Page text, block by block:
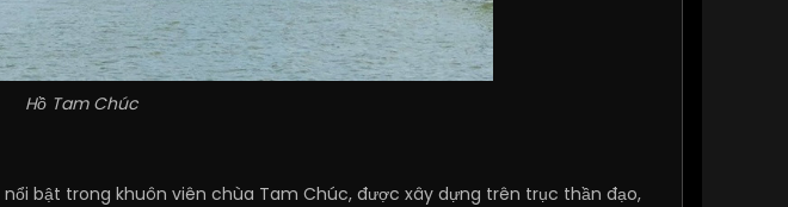
Hồ Tam Chúc
bật trong khuôn viên chùa Tam Chúc, được xây dựng trên trục thần đạo,